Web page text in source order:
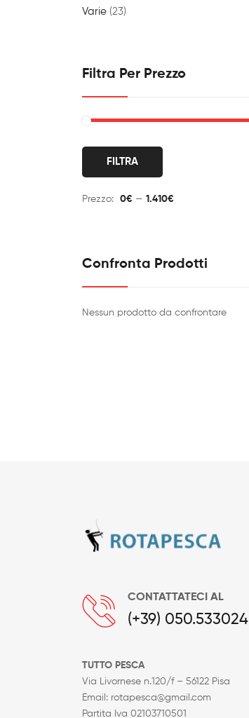
Varie (23)
Filtra Per Prezzo
FILTRA
Prezzo: 0€ — 1.410€
Confronta Prodotti
Nessun prodotto da confrontare
CONTATTATECI AL
(+39) 050.533024
TUTTO PESCA
Via Livornese n.120/f – 56122 Pisa
Email: rotapesca@gmail.com
Partita Iva 02103710501